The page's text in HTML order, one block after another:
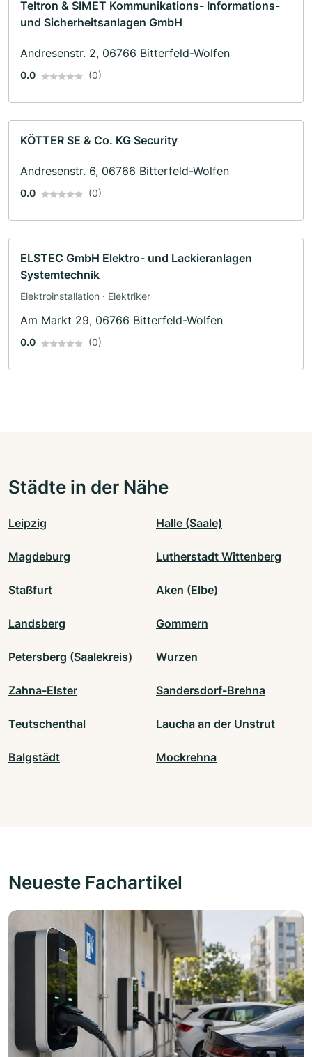
Teltron & SIMET Kommunikations- Informations-
und Sicherheitsanlagen GmbH
Andresenstr. 2, 06766 Bitterfeld-Wolfen
0.0 (0)
KÖTTER SE & Co. KG Security
Andresenstr. 6, 06766 Bitterfeld-Wolfen
0.0 (0)
ELSTEC GmbH Elektro- und Lackieranlagen
Systemtechnik
Elektroinstallation · Elektriker
Am Markt 29, 06766 Bitterfeld-Wolfen
0.0 (0)
Städte in der Nähe
Leipzig Halle (Saale)
Magdeburg Lutherstadt Wittenberg
Staßfurt Aken (Elbe)
Landsberg Gommern
Petersberg (Saalekreis) Wurzen
Zahna-Elster Sandersdorf-Brehna
Teutschenthal Laucha an der Unstrut
Balgstädt Mockrehna
Neueste Fachartikel